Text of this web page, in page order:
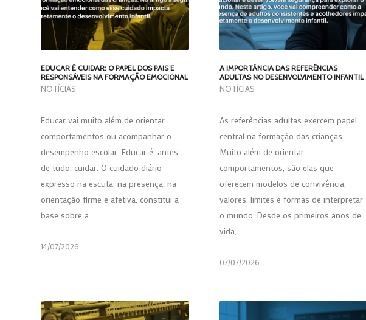
EDUCAR É CUIDAR: O PAPEL DOS PAIS E
RESPONSÁVEIS NA FORMAÇÃO EMOCIONAL
NOTÍCIAS
Educar vai muito além de orientar
comportamentos ou acompanhar o
desempenho escolar. Educar é, antes
de tudo, cuidar. O cuidado diário
expresso na escuta, na presença, na
orientação firme e afetiva, constitui a
base sobre a…
14/07/2026
A IMPORTÂNCIA DAS REFERÊNCIAS
ADULTAS NO DESENVOLVIMENTO INFANTIL
NOTÍCIAS
As referências adultas exercem papel
central na formação das crianças.
Muito além de orientar
comportamentos, são elas que
oferecem modelos de convivência,
valores, limites e formas de interpretar
o mundo. Desde os primeiros anos de
vida,…
07/07/2026